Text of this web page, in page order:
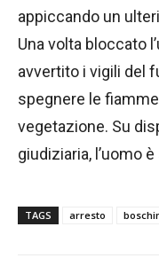
appiccando un
Una volta bloccato
avvertito i vigili del
spegnere le
vegetazione. Su
giudiziaria, l’uomo
TAGS arresto